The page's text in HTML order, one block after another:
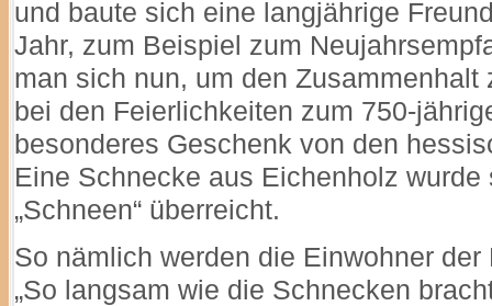
und baute sich eine langjährige
Jahr, zum Beispiel zum
man sich nun, um den
bei den Feierlichkeiten zum 750-
besonderes Geschenk von den
Eine Schnecke aus Eichenholz
„Schneen“ überreicht.
So nämlich werden die Einwohner
„So langsam wie die Schnecken